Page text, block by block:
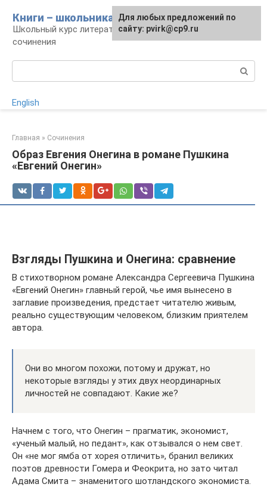
контенту
Книги – школьникам
Школьный курс литературы: уроки и
сочинения
English
Главная » Сочинения
Образ Евгения Онегина в романе Пушкина
«Евгений Онегин»
Взгляды Пушкина и Онегина: сравнение
В стихотворном романе Александра Сергеевича Пушкина
«Евгений Онегин» главный герой, чье имя вынесено в
заглавие произведения, предстает читателю живым,
реально существующим человеком, близким приятелем
автора.
Они во многом похожи, потому и дружат, но
некоторые взгляды у этих двух неординарных
личностей не совпадают. Какие же?
Начнем с того, что Онегин – прагматик, экономист,
«ученый малый, но педант», как отзывался о нем свет.
Он «не мог ямба от хорея отличить», бранил великих
поэтов древности Гомера и Феокрита, но зато читал
Адама Смита – знаменитого шотландского экономиста.
Для любых предложений по
сайту: pvirk@cp9.ru